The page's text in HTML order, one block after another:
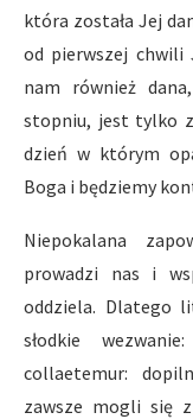
która została Jej
od pierwszej
nam również
stopniu, jest tylko
dzień w którym
Boga i będziemy
Niepokalana
prowadzi nas i
oddziela. Dlatego
słodkie
collaetemur:
zawsze mogli się